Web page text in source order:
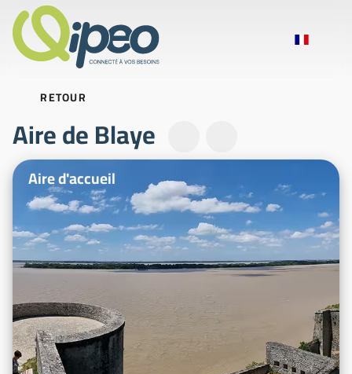
RETOUR
Aire de Blaye
Photos d'illustration
Aire d'accueil